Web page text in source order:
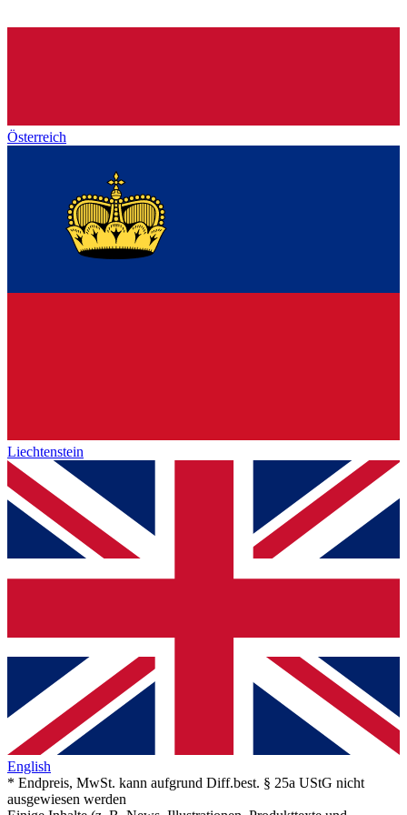
Österreich
Liechtenstein
English
* Endpreis, MwSt. kann aufgrund Diff.best. § 25a UStG nicht
ausgewiesen werden